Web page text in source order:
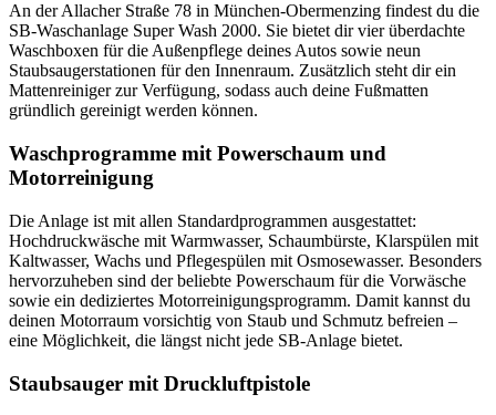
An der Allacher Straße 78 in München-Obermenzing findest du die
SB-Waschanlage Super Wash 2000. Sie bietet dir vier überdachte
Waschboxen für die Außenpflege deines Autos sowie neun
Staubsaugerstationen für den Innenraum. Zusätzlich steht dir ein
Mattenreiniger zur Verfügung, sodass auch deine Fußmatten
gründlich gereinigt werden können.
Waschprogramme mit Powerschaum und
Motorreinigung
Die Anlage ist mit allen Standardprogrammen ausgestattet:
Hochdruckwäsche mit Warmwasser, Schaumbürste, Klarspülen mit
Kaltwasser, Wachs und Pflegespülen mit Osmosewasser. Besonders
hervorzuheben sind der beliebte Powerschaum für die Vorwäsche
sowie ein dediziertes Motorreinigungsprogramm. Damit kannst du
deinen Motorraum vorsichtig von Staub und Schmutz befreien –
eine Möglichkeit, die längst nicht jede SB-Anlage bietet.
Staubsauger mit Druckluftpistole